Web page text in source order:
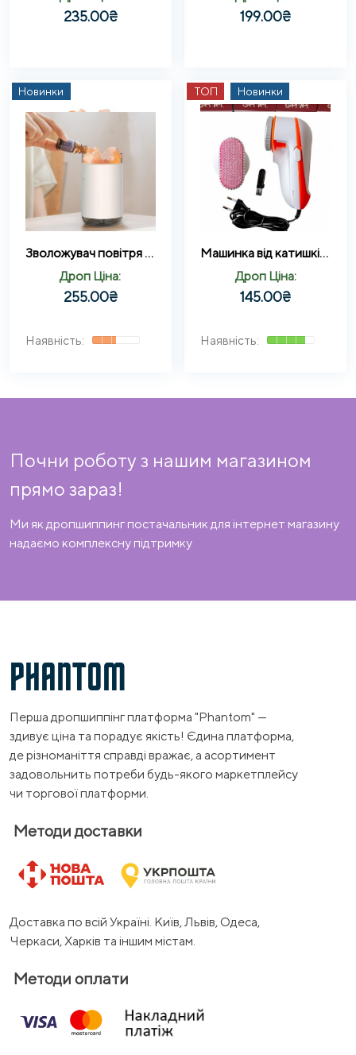
235.00₴ 199.00₴
Новинки
Зволожувач повітря Salt Mine EL-544-32 250 мл з LED підсвічуванням та кристалами сольового каменю від USB
Дроп Ціна:
255.00₴
ТОП Новинки
Машинка від катишків Gemei GM-230
Дроп Ціна:
145.00₴
Почни роботу з нашим магазином
прямо зараз!
Ми як дропшиппинг постачальник для інтернет магазину
надаємо комплексну підтримку
PHANTOM
Перша дропшиппінг платформа "Phantom" —
здивує ціна та порадує якість! Єдина платформа,
де різноманіття справді вражає, а асортимент
задовольнить потреби будь-якого маркетплейсу
чи торгової платформи.
Методи доставки
Доставка по всій Україні. Київ, Львів, Одеса,
Черкаси, Харків та іншим містам.
Методи оплати